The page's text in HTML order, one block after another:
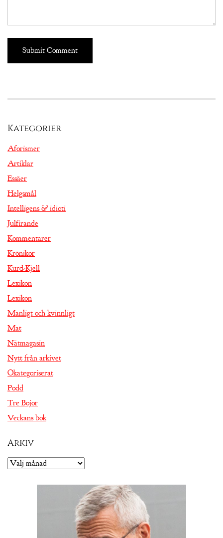
Kategorier
Aforismer
Artiklar
Essäer
Helgsmål
Intelligens & idioti
Julfirande
Kommentarer
Krönikor
Kurd-Kjell
Lexikon
Lexikon
Manligt och kvinnligt
Mat
Nätmagasin
Nytt från arkivet
Okategoriserat
Podd
Tre Bojor
Veckans bok
Arkiv
Arkiv